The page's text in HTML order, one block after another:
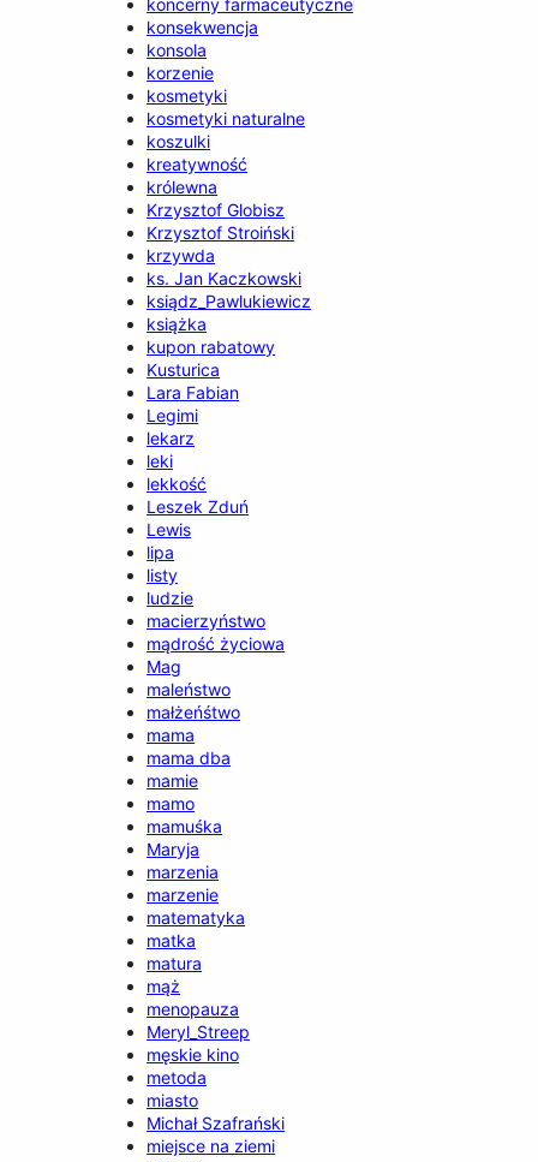
konsekwencja
konsola
korzenie
kosmetyki
kosmetyki naturalne
koszulki
kreatywność
królewna
Krzysztof Globisz
Krzysztof Stroiński
krzywda
ks. Jan Kaczkowski
ksiądz_Pawlukiewicz
książka
kupon rabatowy
Kusturica
Lara Fabian
Legimi
lekarz
leki
lekkość
Leszek Zduń
Lewis
lipa
listy
ludzie
macierzyństwo
mądrość życiowa
Mag
maleństwo
małżeńśtwo
mama
mama dba
mamie
mamo
mamuśka
Maryja
marzenia
marzenie
matematyka
matka
matura
mąż
menopauza
Meryl_Streep
męskie kino
metoda
miasto
Michał Szafrański
miejsce na ziemi